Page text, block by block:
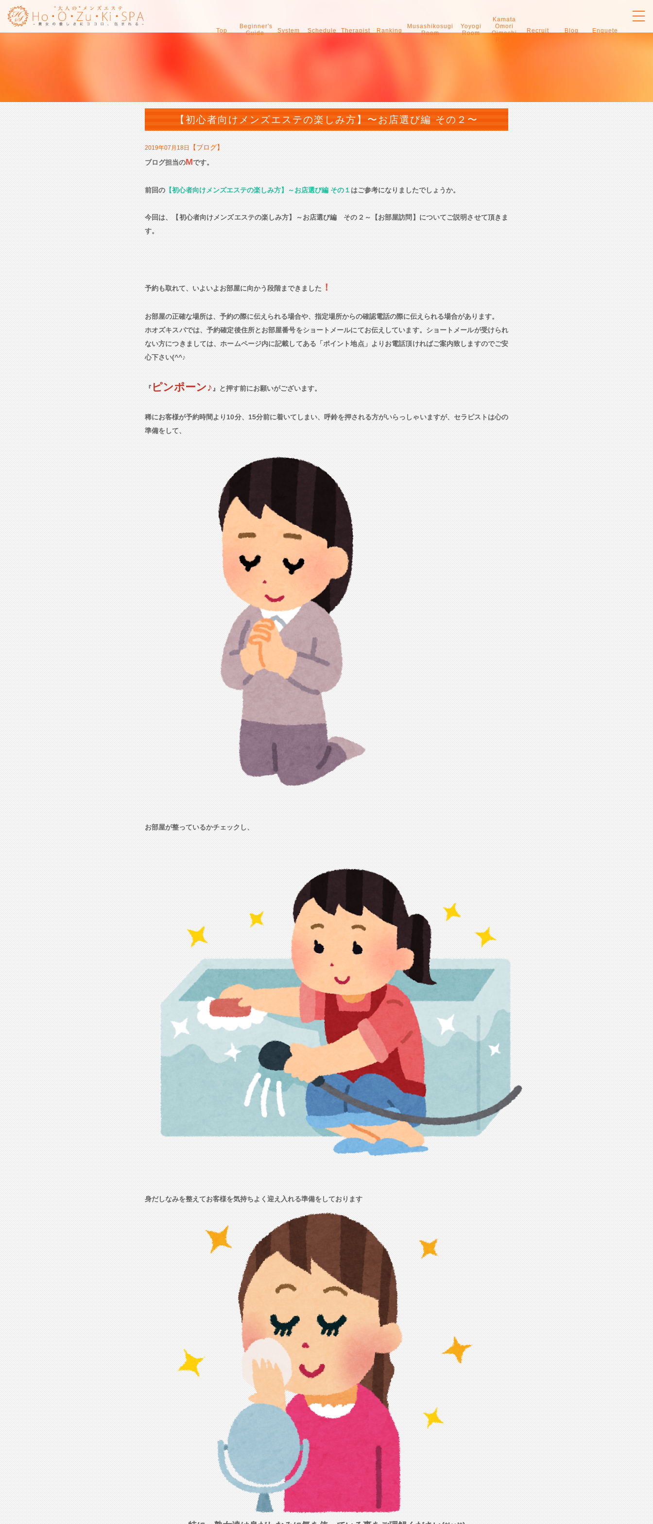
Top
Beginner's
Guide
System Schedule Therapist Ranking
Musashikosugi
Room
Yoyogi
Room
Kamata
Omori
Oimachi
Recruit Blog Enquete
【初心者向けメンズエステの楽しみ方】〜お店選び編 その２〜
2019年07月18日【ブログ】
ブログ担当のMです。
前回の【初心者向けメンズエステの楽しみ方】～お店選び編 その１はご参考になりましたでしょうか。
今回は、【初心者向けメンズエステの楽しみ方】～お店選び編 その２～【お部屋訪問】についてご説明させて頂きま
す。
予約も取れて、いよいよお部屋に向かう段階まできました！
お部屋の正確な場所は、予約の際に伝えられる場合や、指定場所からの確認電話の際に伝えられる場合があります。
ホオズキスパでは、予約確定後住所とお部屋番号をショートメールにてお伝えしています。ショートメールが受けられ
ない方につきましては、ホームページ内に記載してある「ポイント地点」よりお電話頂ければご案内致しますのでご安
心下さい(^^♪
『ピンポーン♪』と押す前にお願いがございます。
稀にお客様が予約時間より10分、15分前に着いてしまい、呼鈴を押される方がいらっしゃいますが、セラピストは心の
準備をして、
お部屋が整っているかチェックし、
身だしなみを整えてお客様を気持ちよく迎え入れる準備をしております